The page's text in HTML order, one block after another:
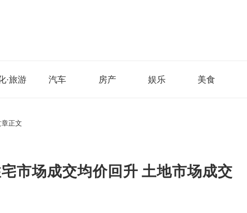
·旅游 汽车 房产 娱乐 美食
章正文
市场成交均价回升 土地市场成交